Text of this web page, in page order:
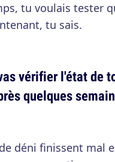
tu voulais tester
tu sais.
vérifier l'état de
quelques
déni finissent mal